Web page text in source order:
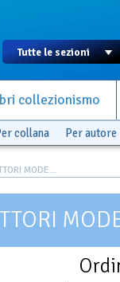
collezionismo
collana Per autore
MODE...